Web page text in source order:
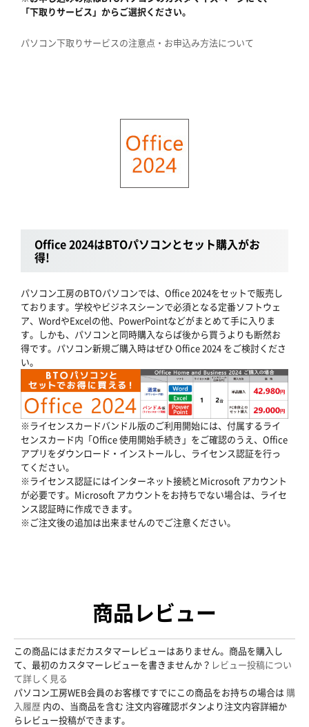
「下取りサービス」からご選択ください。
パソコン下取りサービスの注意点・お申込み方法について
Office 2024はBTOパソコンとセット購入がお
得!
パソコン工房のBTOパソコンでは、Office 2024をセットで販売し
ております。学校やビジネスシーンで必須となる定番ソフトウェ
ア、WordやExcelの他、PowerPointなどがまとめて手に入りま
す。しかも、パソコンと同時購入ならば後から買うよりも断然お
得です。パソコン新規ご購入時はぜひ Office 2024 をご検討くださ
い。
※ライセンスカードバンドル版のご利用開始には、付属するライ
センスカード内「Office 使用開始手続き」をご確認のうえ、Office
アプリをダウンロード・インストールし、ライセンス認証を行っ
てください。
※ライセンス認証にはインターネット接続とMicrosoft アカウント
が必要です。Microsoft アカウントをお持ちでない場合は、ライセ
ンス認証時に作成できます。
※ご注文後の追加は出来ませんのでご注意ください。
商品レビュー
この商品にはまだカスタマーレビューはありません。商品を購入し
て、最初のカスタマーレビューを書きませんか？ レビュー投稿につい
て詳しく見る
パソコン工房WEB会員のお客様ですでにこの商品をお持ちの場合は 購
入履歴 内の、当商品を含む 注文内容確認ボタンより注文内容詳細か
らレビュー投稿ができます。